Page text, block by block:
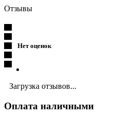
Отзывы
Нет оценок
Загрузка отзывов...
Оплата наличными